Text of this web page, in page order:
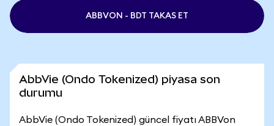
ABBVON - BDT TAKAS ET
AbbVie (Ondo Tokenized) piyasa son
durumu
AbbVie (Ondo Tokenized) güncel fiyatı ABBVon